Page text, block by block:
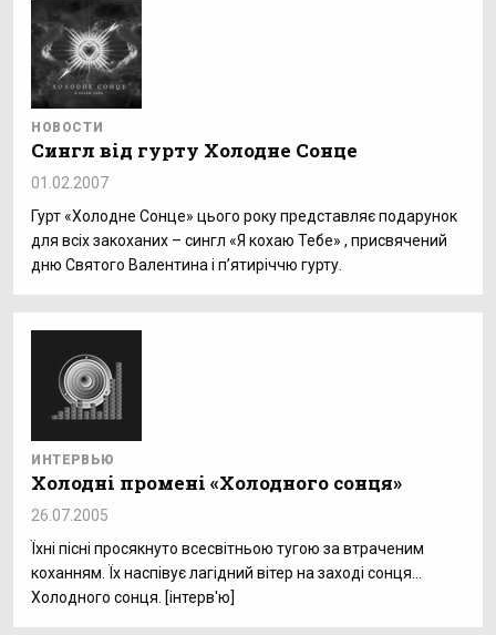
НОВОСТИ
Сингл від гурту Холодне Сонце
01.02.2007
Гурт «Холодне Сонце» цього року представляє подарунок
для всіх закоханих – сингл «Я кохаю Тебе» , присвячений
дню Святого Валентина і п’ятиріччю гурту.
ИНТЕРВЬЮ
Холоднi променi «Холодного сонця»
26.07.2005
Їхні пісні просякнуто всесвітньою тугою за втраченим
коханням. Їх наспівує лагідний вітер на заході сонця…
Холодного сонця. [інтерв'ю]